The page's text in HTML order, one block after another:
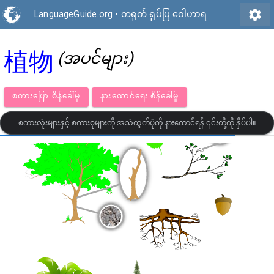
LanguageGuide.org • တရုတ် ရုပ်ပြ ဝေါဟာရ settings
植物 (အပင်များ)
စကားပြော စိန်ခေါ်မှု နားထောင်ရေး စိန်ခေါ်မှု
စကားလုံးများနှင့် စကားစုများကို အသံထွက်ပုံကို နားထောင်ရန် ၎င်းတို့ကို နှိပ်ပါ။